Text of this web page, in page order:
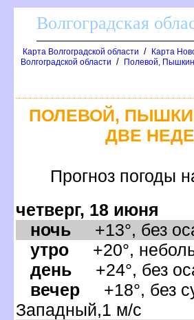
олгоградская
Карта Волгоградской области /
Карта
олгоградской области / Полевой,
ПОЛЕВОЙ,
ДВЕ
Прогноз погоды
четверг, 18 июня
ночь +13°, без
утро +20°,
день +24°, без
ечер +18°, без
Западный,1 м/с